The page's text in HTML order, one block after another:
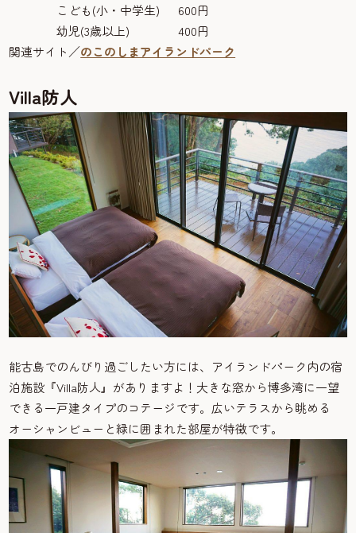
こども(小・中学生) 600円
幼児(3歳以上) 400円
関連サイト／のこのしまアイランドパーク
Villa防人
能古島でのんびり過ごしたい方には、アイランドパーク内の宿
泊施設『Villa防人』がありますよ！大きな窓から博多湾に一望
できる一戸建タイプのコテージです。広いテラスから眺める
オーシャンビューと緑に囲まれた部屋が特徴です。